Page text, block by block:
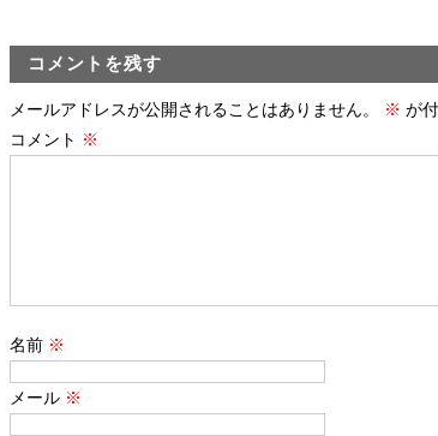
コメントを残す
メールアドレスが公開されることはありません。 ※ が
コメント ※
名前 ※
メール ※